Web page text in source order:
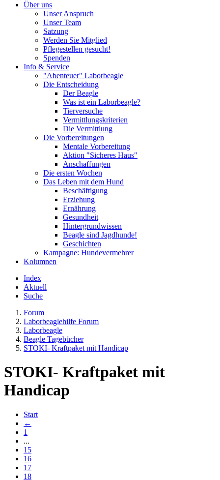
Über uns
Unser Anspruch
Unser Team
Satzung
Werden Sie Mitglied
Pflegestellen gesucht!
Spenden
Info & Service
"Abenteuer" Laborbeagle
Die Entscheidung
Der Beagle
Was ist ein Laborbeagle?
Tierversuche
Vermittlungskriterien
Die Vermittlung
Die Vorbereitungen
Mentale Vorbereitung
Aktion "Sicheres Haus"
Anschaffungen
Die ersten Wochen
Das Leben mit dem Hund
Beschäftigung
Erziehung
Ernährung
Gesundheit
Hintergrundwissen
Beagle sind Jagdhunde!
Geschichten
Kampagne: Hundevermehrer
Kolumnen
Index
Aktuell
Suche
Forum
Laborbeaglehilfe Forum
Laborbeagle
Beagle Tagebücher
STOKI- Kraftpaket mit Handicap
STOKI- Kraftpaket mit
Handicap
Start
←
1
...
15
16
17
18